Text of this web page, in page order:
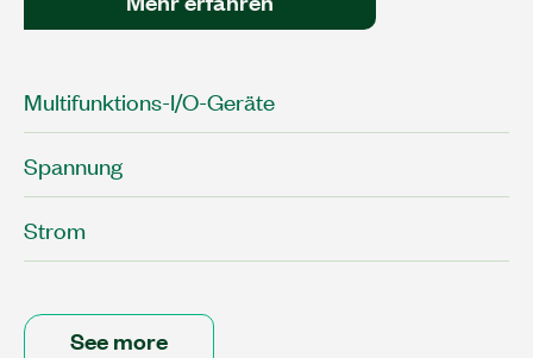
Multifunktions-I/O-Geräte
Spannung
Strom
See more